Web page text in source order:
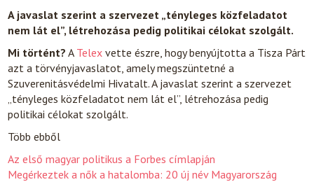
A javaslat szerint a szervezet „tényleges közfeladatot
nem lát el”, létrehozása pedig politikai célokat szolgált.
Mi történt? A Telex vette észre, hogy benyújtotta a Tisza Párt
azt a törvényjavaslatot, amely megszüntetné a
Szuverenitásvédelmi Hivatalt. A javaslat szerint a szervezet
„tényleges közfeladatot nem lát el”, létrehozása pedig
politikai célokat szolgált.
Több ebből
Az első magyar politikus a Forbes címlapján
Megérkeztek a nők a hatalomba: 20 új név Magyarország